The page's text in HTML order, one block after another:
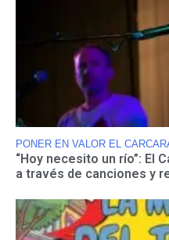
PONER EN VALOR EL
“Hoy necesito un río”: El
a través de canciones y